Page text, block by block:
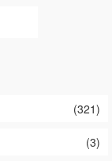
(321)
(3)